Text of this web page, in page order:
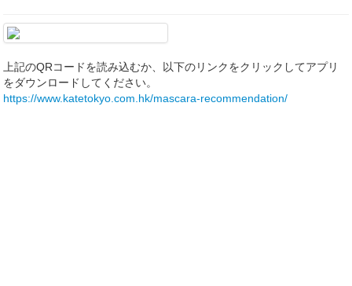
上記のQRコードを読み込むか、以下のリンクをクリックしてアプリ
をダウンロードしてください。
https://www.katetokyo.com.hk/mascara-recommendation/